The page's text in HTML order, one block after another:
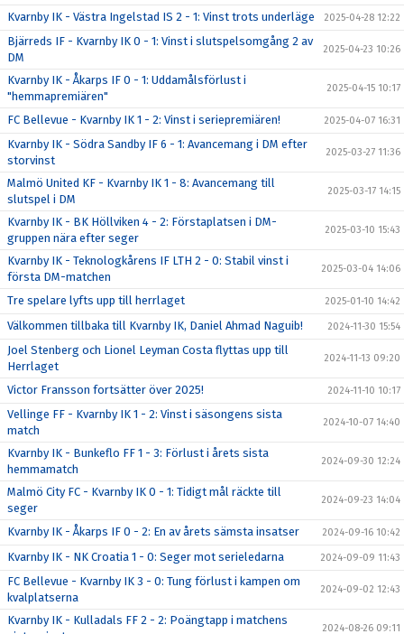
Kvarnby IK - Västra Ingelstad IS 2 - 1: Vinst trots underläge 2025-04-28 12:22
Bjärreds IF - Kvarnby IK 0 - 1: Vinst i slutspelsomgång 2 av
DM
2025-04-23 10:26
Kvarnby IK - Åkarps IF 0 - 1: Uddamålsförlust i
"hemmapremiären"
2025-04-15 10:17
FC Bellevue - Kvarnby IK 1 - 2: Vinst i seriepremiären! 2025-04-07 16:31
Kvarnby IK - Södra Sandby IF 6 - 1: Avancemang i DM efter
storvinst
2025-03-27 11:36
Malmö United KF - Kvarnby IK 1 - 8: Avancemang till
slutspel i DM
2025-03-17 14:15
Kvarnby IK - BK Höllviken 4 - 2: Förstaplatsen i DM-
gruppen nära efter seger
2025-03-10 15:43
Kvarnby IK - Teknologkårens IF LTH 2 - 0: Stabil vinst i
första DM-matchen
2025-03-04 14:06
Tre spelare lyfts upp till herrlaget 2025-01-10 14:42
Välkommen tillbaka till Kvarnby IK, Daniel Ahmad Naguib! 2024-11-30 15:54
Joel Stenberg och Lionel Leyman Costa flyttas upp till
Herrlaget
2024-11-13 09:20
Victor Fransson fortsätter över 2025! 2024-11-10 10:17
Vellinge FF - Kvarnby IK 1 - 2: Vinst i säsongens sista
match
2024-10-07 14:40
Kvarnby IK - Bunkeflo FF 1 - 3: Förlust i årets sista
hemmamatch
2024-09-30 12:24
Malmö City FC - Kvarnby IK 0 - 1: Tidigt mål räckte till
seger
2024-09-23 14:04
Kvarnby IK - Åkarps IF 0 - 2: En av årets sämsta insatser 2024-09-16 10:42
Kvarnby IK - NK Croatia 1 - 0: Seger mot serieledarna 2024-09-09 11:43
FC Bellevue - Kvarnby IK 3 - 0: Tung förlust i kampen om
kvalplatserna
2024-09-02 12:43
Kvarnby IK - Kulladals FF 2 - 2: Poängtapp i matchens
2024-08-26 09:11